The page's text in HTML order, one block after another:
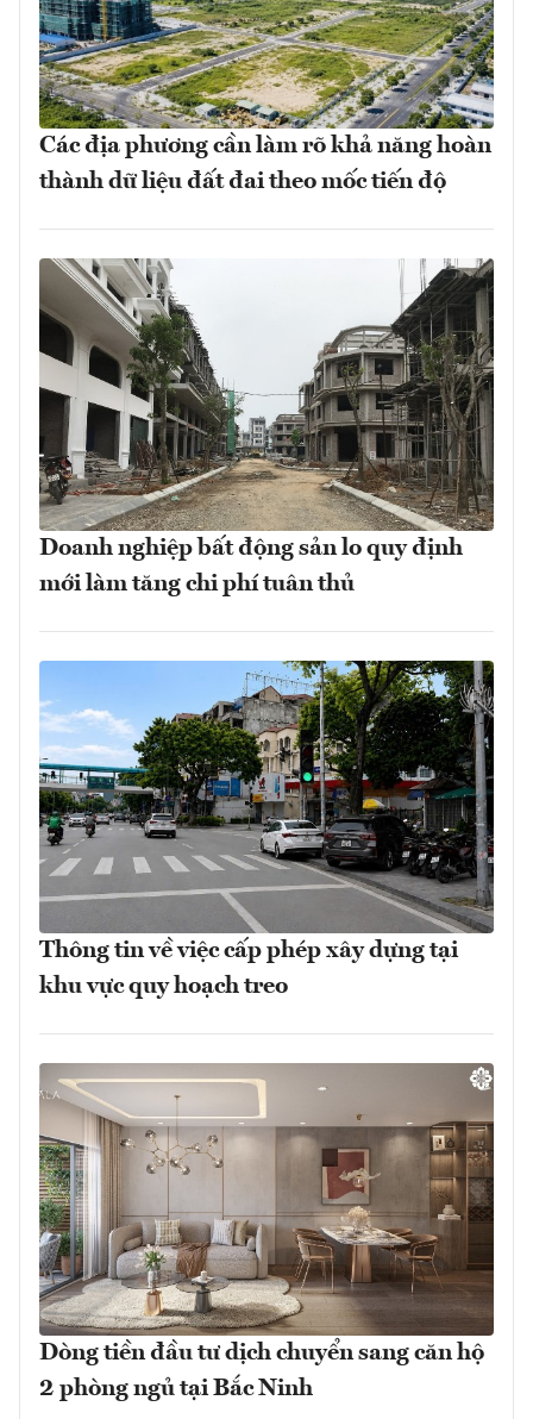
Các địa phương cần làm rõ khả năng hoàn
thành dữ liệu đất đai theo mốc tiến độ
Doanh nghiệp bất động sản lo quy định
mới làm tăng chi phí tuân thủ
Thông tin về việc cấp phép xây dựng tại
khu vực quy hoạch treo
Dòng tiền đầu tư dịch chuyển sang căn hộ
2 phòng ngủ tại Bắc Ninh